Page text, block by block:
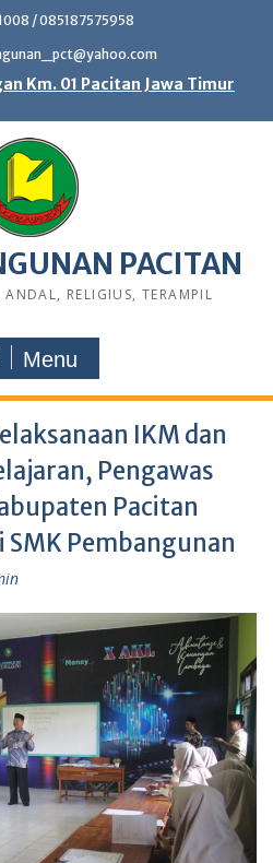
/ 085187575958
Km. 01 Pacitan Jawa Timur
PACITAN
RELIGIUS, TERAMPIL
Menu
IKM dan
Pengawas
Pacitan
Pembangunan